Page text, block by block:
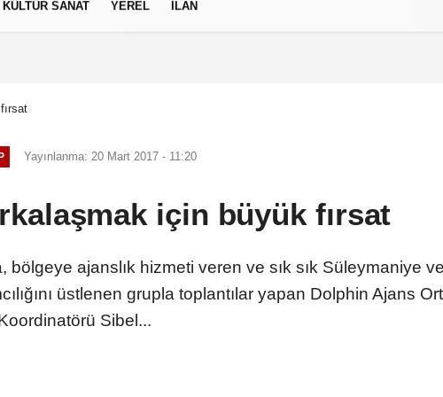
KÜLTÜR SANAT YEREL İLAN
Yayınlanma: 20 Mart 2017 - 11:20
için büyük fırsat
ajanslık hizmeti veren ve sık sık Süleymaniye
üstlenen grupla toplantılar yapan Dolphin Ajans
Sibel...